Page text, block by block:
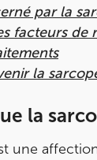
par la
facteurs de
la
la
une
75116
75116
22 46